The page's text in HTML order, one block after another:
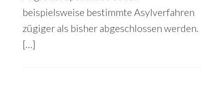
beispielsweise bestimmte Asylverfahren
zügiger als bisher abgeschlossen werden.
[…]